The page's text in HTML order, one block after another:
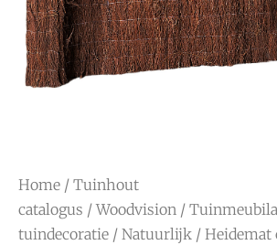
Home / Tuinhout
catalogus /Woodvision /
tuindecoratie / Natuurlijk / Heidemat